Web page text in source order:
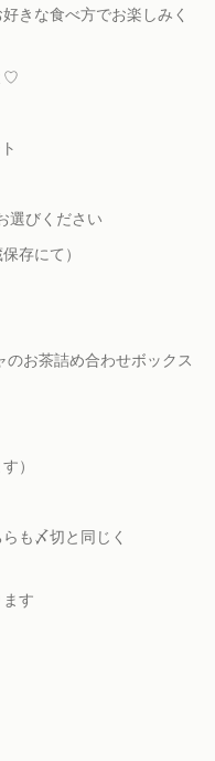
きな食べ方でお楽しみく
♡
選びください
存にて）
お茶詰め合わせボックス
）
も〆切と同じく
す